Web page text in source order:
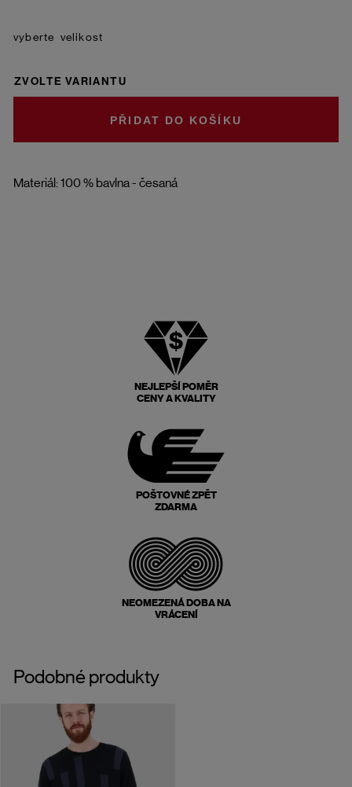
Materiál: 100 % bavlna - česaná
velikost
ZVOLTE VARIANTU
DO KOŠÍKU
NEJLEPŠÍ POMĚR
CENY A KVALITY
POŠTOVNÉ ZPĚT
ZDARMA
NEOMEZENÁ DOBA NA
VRÁCENÍ
Podobné produkty